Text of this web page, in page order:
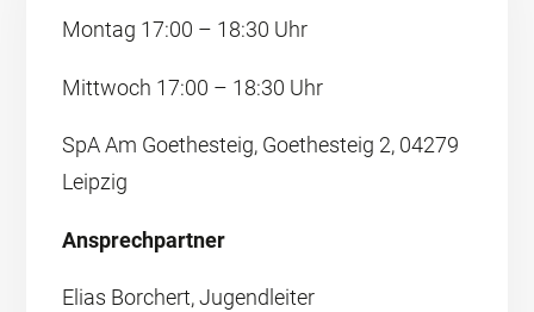
Montag 17:00 – 18:30 Uhr
Mittwoch 17:00 – 18:30 Uhr
SpA Am Goethesteig, Goethesteig 2, 04279
Leipzig
Ansprechpartner
Elias Borchert, Jugendleiter